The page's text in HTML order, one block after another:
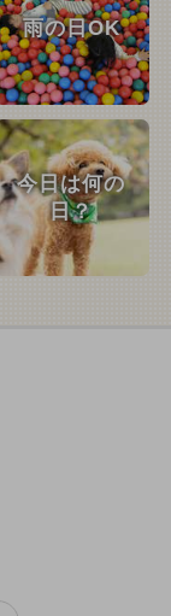
雨の日OK
今日は何の
日？